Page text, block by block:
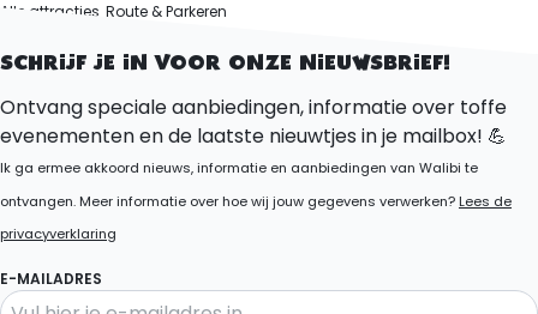
Alle attracties Route & Parkeren
SCHRIJF JE IN VOOR ONZE NIEUWSBRIEF!
Ontvang speciale aanbiedingen, informatie over toffe
evenementen en de laatste nieuwtjes in je mailbox! 💪
Ik ga ermee akkoord nieuws, informatie en aanbiedingen van Walibi te
ontvangen. Meer informatie over hoe wij jouw gegevens verwerken?Lees de
privacyverklaring
E-MAILADRES